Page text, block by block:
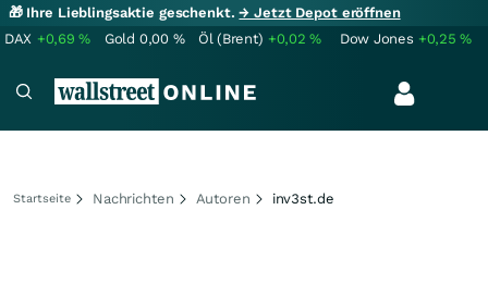
🎁 Ihre Lieblingsaktie geschenkt.→ Jetzt Depot eröffnen
DAX +0,69% Gold 0,00 % Öl (Brent) +0,02% Dow Jones +0,25%
Startseite Nachrichten Autoren inv3st.de